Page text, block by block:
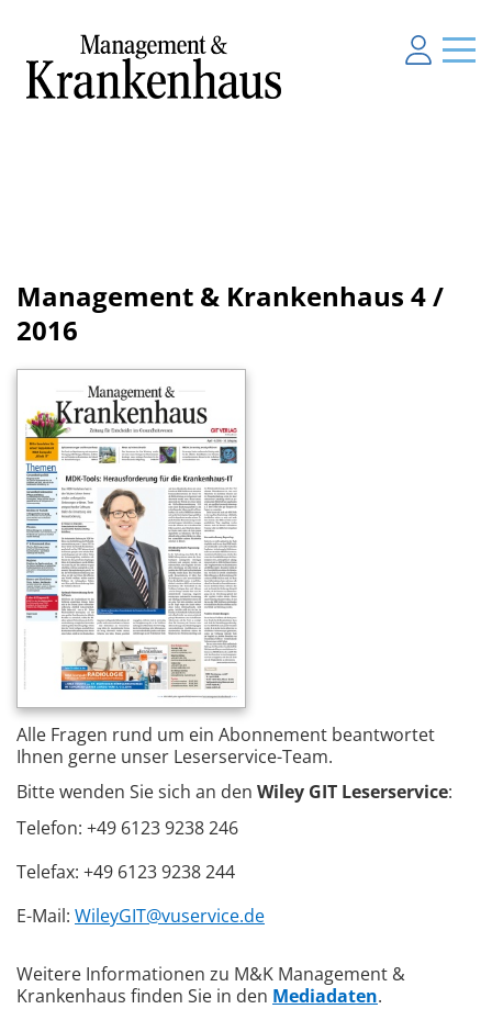
Management & Krankenhaus 4 /
2016
Alle Fragen rund um ein Abonnement beantwortet
Ihnen gerne unser Leserservice-Team.
Bitte wenden Sie sich an den Wiley GIT Leserservice:
Telefon: +49 6123 9238 246
Telefax: +49 6123 9238 244
E-Mail: WileyGIT@vuservice.de
Weitere Informationen zu M&K Management &
Krankenhaus finden Sie in den Mediadaten.